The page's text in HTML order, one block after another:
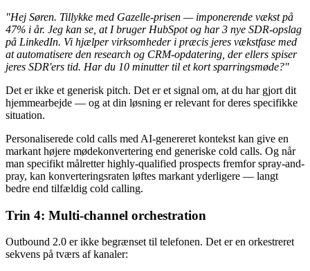
"Hej Søren. Tillykke med Gazelle-prisen — imponerende vækst på
47% i år. Jeg kan se, at I bruger HubSpot og har 3 nye SDR-opslag
på LinkedIn. Vi hjælper virksomheder i præcis jeres vækstfase med
at automatisere den research og CRM-opdatering, der ellers spiser
jeres SDR'ers tid. Har du 10 minutter til et kort sparringsmøde?"
Det er ikke et generisk pitch. Det er et signal om, at du har gjort dit
hjemmearbejde — og at din løsning er relevant for deres specifikke
situation.
Personaliserede cold calls med AI-genereret kontekst kan give en
markant højere mødekonvertering end generiske cold calls. Og når
man specifikt målretter highly-qualified prospects fremfor spray-and-
pray, kan konverteringsraten løftes markant yderligere — langt
bedre end tilfældig cold calling.
Trin 4: Multi-channel orchestration
Outbound 2.0 er ikke begrænset til telefonen. Det er en orkestreret
sekvens på tværs af kanaler: